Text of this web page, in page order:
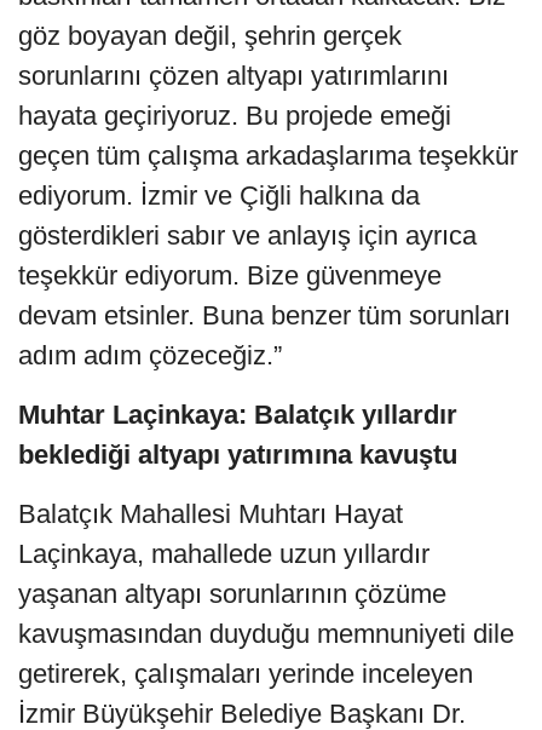
göz boyayan değil, şehrin gerçek
sorunlarını çözen altyapı yatırımlarını
hayata geçiriyoruz. Bu projede emeği
geçen tüm çalışma arkadaşlarıma teşekkür
ediyorum. İzmir ve Çiğli halkına da
gösterdikleri sabır ve anlayış için ayrıca
teşekkür ediyorum. Bize güvenmeye
devam etsinler. Buna benzer tüm sorunları
adım adım çözeceğiz.”
Muhtar Laçinkaya: Balatçık yıllardır
beklediği altyapı yatırımına kavuştu
Balatçık Mahallesi Muhtarı Hayat
Laçinkaya, mahallede uzun yıllardır
yaşanan altyapı sorunlarının çözüme
kavuşmasından duyduğu memnuniyeti dile
getirerek, çalışmaları yerinde inceleyen
İzmir Büyükşehir Belediye Başkanı Dr.